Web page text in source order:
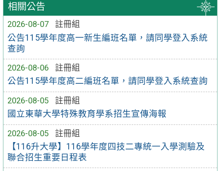
相關公告
2026-08-07
註冊組
公告115學年度高一新生編班名單，請同學登入系統
查詢
2026-08-06
註冊組
公告115學年度高二編班名單，請同學登入系統查詢
2026-08-05
註冊組
國立東華大學特殊教育學系招生宣傳海報
2026-08-05
註冊組
【116升大學】116學年度四技二專統一入學測驗及
聯合招生重要日程表